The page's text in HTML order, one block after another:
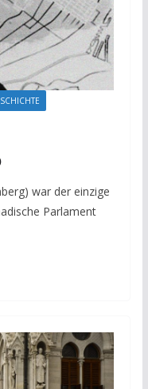
war der einzige
Parlament